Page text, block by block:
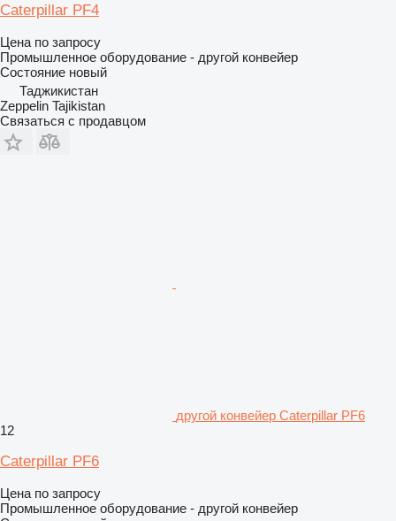
Caterpillar PF4
Цена по запросу
Промышленное оборудование - другой конвейер
Состояние новый
Таджикистан
Zeppelin Tajikistan
Связаться с продавцом
другой конвейер Caterpillar PF6
12
Caterpillar PF6
Цена по запросу
Промышленное оборудование - другой конвейер